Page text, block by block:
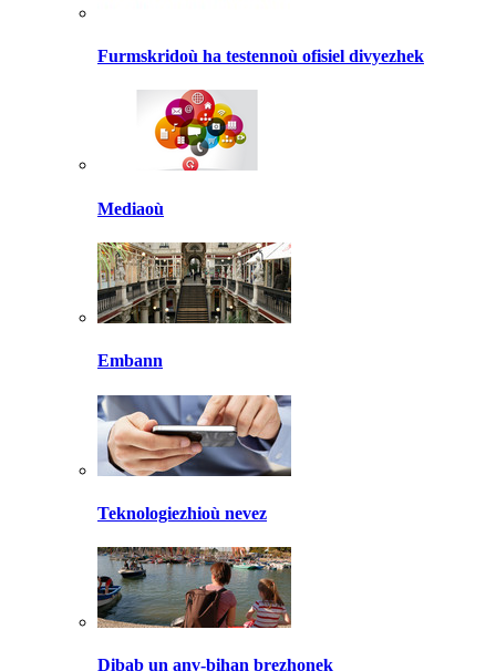
Furmskridoù ha testennoù ofisiel divyezhek
Mediaoù
Embann
Teknologiezhioù nevez
Dibab un anv-bihan brezhonek